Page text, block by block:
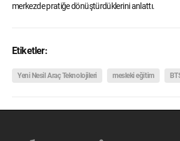
merkezde pratiğe dönüştürdüklerini anlattı.
Etiketler:
Yeni Nesil Araç Teknolojileri mesleki eğitim